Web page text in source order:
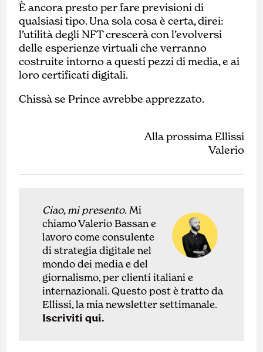
È ancora presto per fare previsioni di
qualsiasi tipo. Una sola cosa è certa, direi:
l’utilità degli NFT crescerà con l’evolversi
delle esperienze virtuali che verranno
costruite intorno a questi pezzi di media, e ai
loro certificati digitali.
Chissà se Prince avrebbe apprezzato.
Alla prossima Ellissi
Valerio
Ciao, mi presento.Mi
chiamo Valerio Bassan e
lavoro comeconsulente
distrategia digitale nel
mondo dei media e del
giornalismo, per clienti italiani e
internazionali.Questo post è tratto da
Ellissi, la mia newsletter settimanale.
Iscriviti qui.